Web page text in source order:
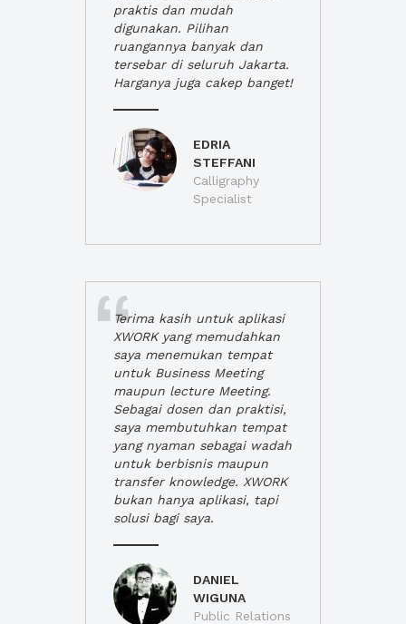
praktis dan mudah
digunakan. Pilihan
ruangannya banyak dan
tersebar di seluruh Jakarta.
Harganya juga cakep banget!
EDRIA
STEFFANI
Calligraphy
Specialist
Terima kasih untuk aplikasi
XWORK yang memudahkan
saya menemukan tempat
untuk Business Meeting
maupun lecture Meeting.
Sebagai dosen dan praktisi,
saya membutuhkan tempat
yang nyaman sebagai wadah
untuk berbisnis maupun
transfer knowledge. XWORK
bukan hanya aplikasi, tapi
solusi bagi saya.
DANIEL
WIGUNA
Public Relations